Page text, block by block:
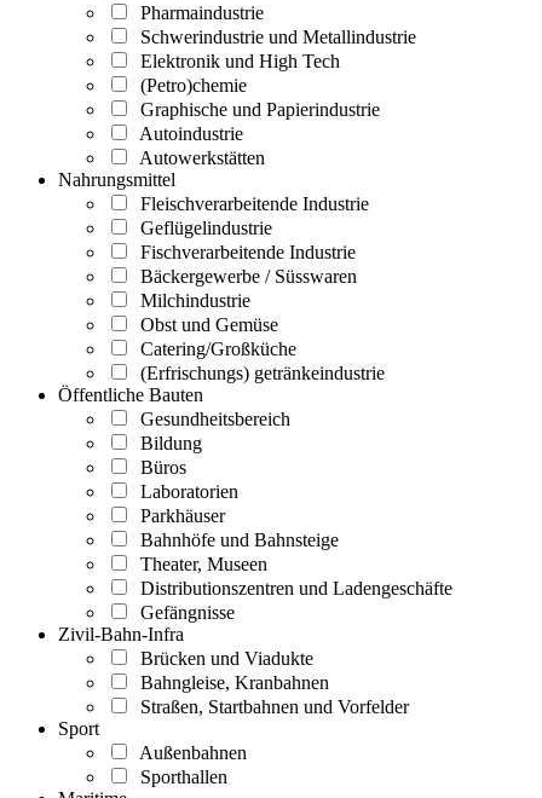
Pharmaindustrie
Schwerindustrie und Metallindustrie
Elektronik und High Tech
(Petro)chemie
Graphische und Papierindustrie
Autoindustrie
Autowerkstätten
Nahrungsmittel
Fleischverarbeitende Industrie
Geflügelindustrie
Fischverarbeitende Industrie
Bäckergewerbe / Süsswaren
Milchindustrie
Obst und Gemüse
Catering/Großküche
(Erfrischungs) getränkeindustrie
Öffentliche Bauten
Gesundheitsbereich
Bildung
Büros
Laboratorien
Parkhäuser
Bahnhöfe und Bahnsteige
Theater, Museen
Distributionszentren und Ladengeschäfte
Gefängnisse
Zivil-Bahn-Infra
Brücken und Viadukte
Bahngleise, Kranbahnen
Straßen, Startbahnen und Vorfelder
Sport
Außenbahnen
Sporthallen